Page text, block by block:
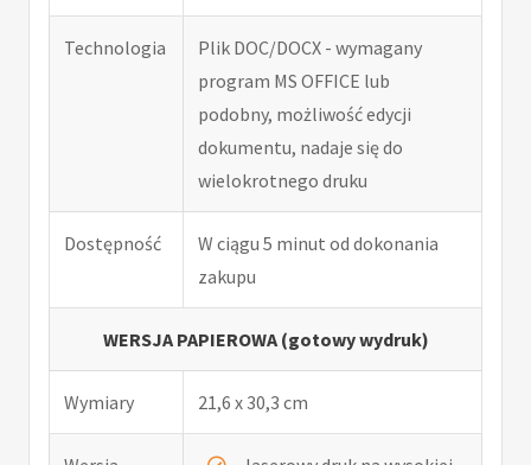
Technologia
Plik DOC/DOCX - wymagany
program MS OFFICE lub
podobny, możliwość edycji
dokumentu, nadaje się do
wielokrotnego druku
Dostępność
W ciągu 5 minut od dokonania
zakupu
WERSJA PAPIEROWA (gotowy wydruk)
Wymiary 21,6 x 30,3 cm